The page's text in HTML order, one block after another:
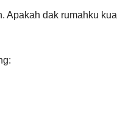
Apakah dak rumahku